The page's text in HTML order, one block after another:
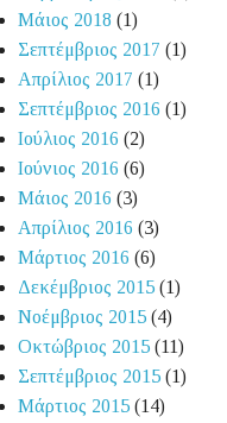
Μάιος 2018 (1)
Σεπτέμβριος 2017 (1)
Απρίλιος 2017 (1)
Σεπτέμβριος 2016 (1)
Ιούλιος 2016 (2)
Ιούνιος 2016 (6)
Μάιος 2016 (3)
Απρίλιος 2016 (3)
Μάρτιος 2016 (6)
Δεκέμβριος 2015 (1)
Νοέμβριος 2015 (4)
Οκτώβριος 2015 (11)
Σεπτέμβριος 2015 (1)
Μάρτιος 2015 (14)